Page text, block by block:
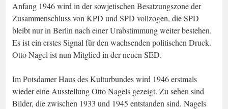
Anfang 1946 wird in der sowjetischen Besatzungszone der
Zusammenschluss von KPD und SPD vollzogen, die SPD
bleibt nur in Berlin nach einer Urabstimmung weiter bestehen.
Es ist ein erstes Signal für den wachsenden politischen Druck.
Otto Nagel ist nun Mitglied in der neuen SED.
Im Potsdamer Haus des Kulturbundes wird 1946 erstmals
wieder eine Ausstellung Otto Nagels gezeigt. Zu sehen sind
Bilder, die zwischen 1933 und 1945 entstanden sind. Nagels